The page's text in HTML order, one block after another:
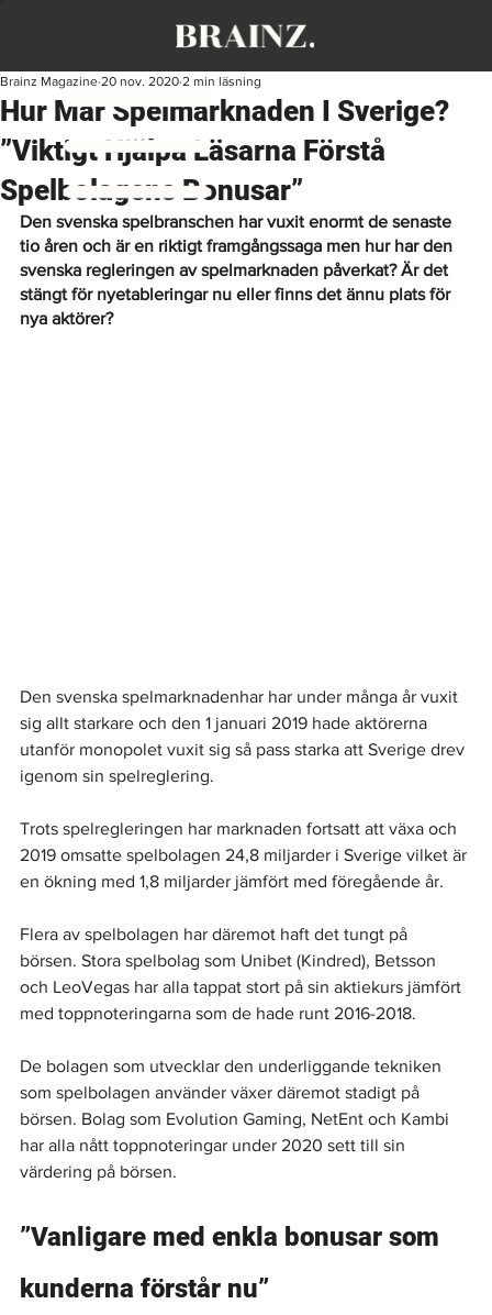
Hur Mår Spelmarknaden I Sverige?
”Viktigt Hjälpa Läsarna Förstå
Spelbolagens Bonusar”
Brainz Magazine 20 nov. 2020 2 min läsning
Den svenska spelbranschen har vuxit enormt de senaste
tio åren och är en riktigt framgångssaga men hur har den
svenska regleringen av spelmarknaden påverkat? Är det
stängt för nyetableringar nu eller finns det ännu plats för
nya aktörer?
Den svenska spelmarknadenhar har under många år vuxit
sig allt starkare och den 1 januari 2019 hade aktörerna
utanför monopolet vuxit sig så pass starka att Sverige drev
igenom sin spelreglering.
Trots spelregleringen har marknaden fortsatt att växa och
2019 omsatte spelbolagen 24,8 miljarder i Sverige vilket är
en ökning med 1,8 miljarder jämfört med föregående år.
Flera av spelbolagen har däremot haft det tungt på
börsen. Stora spelbolag som Unibet (Kindred), Betsson
och LeoVegas har alla tappat stort på sin aktiekurs jämfört
med toppnoteringarna som de hade runt 2016-2018.
De bolagen som utvecklar den underliggande tekniken
som spelbolagen använder växer däremot stadigt på
börsen. Bolag som Evolution Gaming, NetEnt och Kambi
har alla nått toppnoteringar under 2020 sett till sin
värdering på börsen.
”Vanligare med enkla bonusar som
kunderna förstår nu”